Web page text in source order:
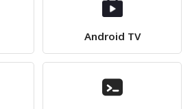
Android TV